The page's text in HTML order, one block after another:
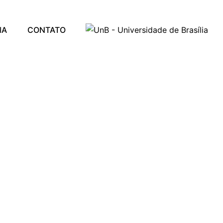
CONTATO